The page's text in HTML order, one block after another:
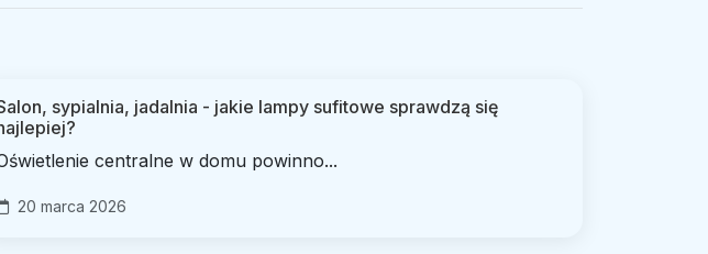
sypialnia, jadalnia - jakie lampy sufitowe sprawdzą się
centralne w domu powinno...
20 marca 2026